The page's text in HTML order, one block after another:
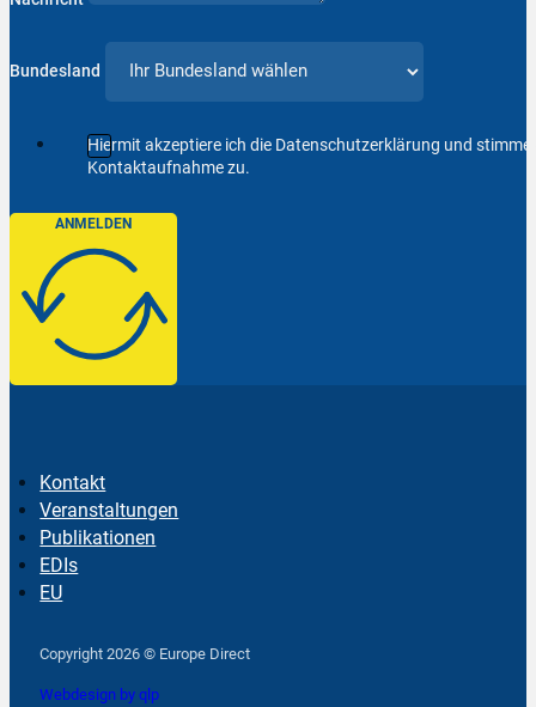
Bundesland
Hiermit akzeptiere ich die Datenschutzerklärung und
Kontaktaufnahme zu.
ANMELDEN
Kontakt
Veranstaltungen
Publikationen
EDIs
EU
Copyright 2026 © Europe Direct
Webdesign by qlp